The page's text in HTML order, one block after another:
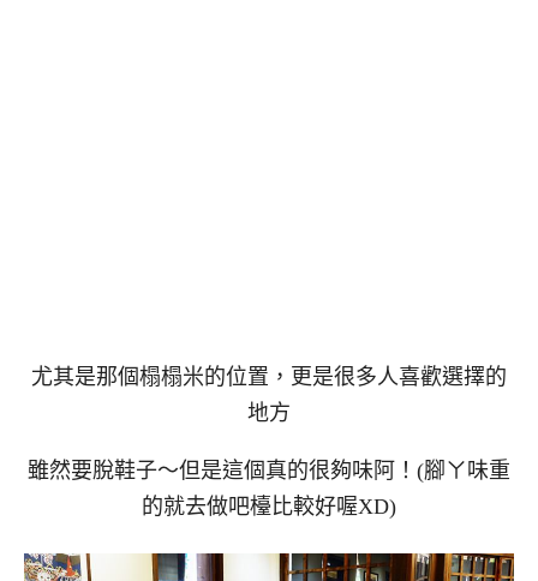
尤其是那個榻榻米的位置，更是很多人喜歡選擇的
地方
雖然要脫鞋子～但是這個真的很夠味阿！(腳ㄚ味重
的就去做吧檯比較好喔XD)